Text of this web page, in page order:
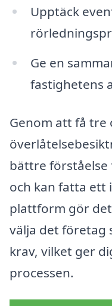
Upptäck
Ge en
fastighetens
Genom att få
bättre
och kan fatta ett
plattform gör
välja det företag
krav, vilket ger
processen.